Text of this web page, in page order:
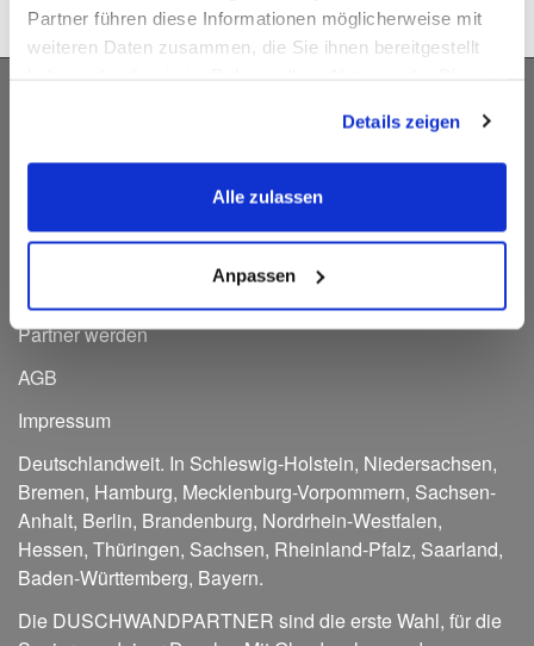
Partner führen diese Informationen möglicherweise mit
weiteren Daten zusammen, die Sie ihnen bereitgestellt
Details zeigen
Alle zulassen
Anpassen
Download
Partner werden
AGB
Impressum
Deutschlandweit. In Schleswig-Holstein, Niedersachsen,
Bremen, Hamburg, Mecklenburg-Vorpommern, Sachsen-
Anhalt, Berlin, Brandenburg, Nordrhein-Westfalen,
Hessen, Thüringen, Sachsen, Rheinland-Pfalz, Saarland,
Baden-Württemberg, Bayern.
Die DUSCHWANDPARTNER sind die erste Wahl, für die